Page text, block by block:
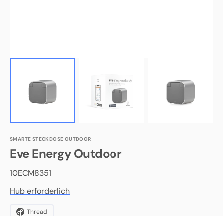
SMARTE STECKDOSE OUTDOOR
EveEnergy Outdoor
Herstellernummer:
10ECM8351
Hub erforderlich
Thread